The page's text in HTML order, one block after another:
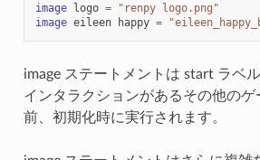
image logo =
"renpy logo.png"
image eileen happy =
image ステートメントは start ラベ
インタラクションがあるその他の
前、初期化時に実行されます。